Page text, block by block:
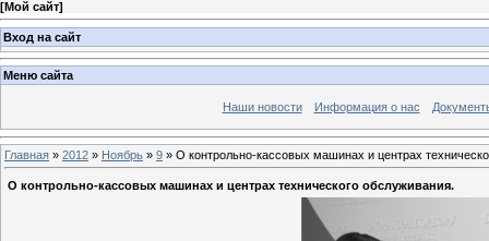
[Мой сайт]
Вход на сайт
Меню сайта
Наши новости Информация о нас
Главная » 2012 » Ноябрь » 9 » О контрольно-кассовых машинах и центрах
О контрольно-кассовых машинах и центрах технического обслуживания.